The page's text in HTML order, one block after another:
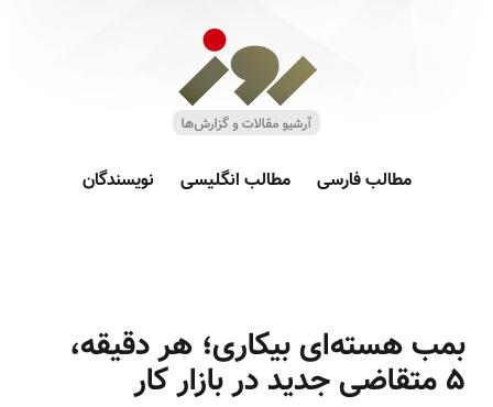
مطالب فارسی مطالب انگلیسی نویسندگان
بمب هسته‌ای بیکاری؛ هر دقیقه،
۵ متقاضی جدید در بازار کار